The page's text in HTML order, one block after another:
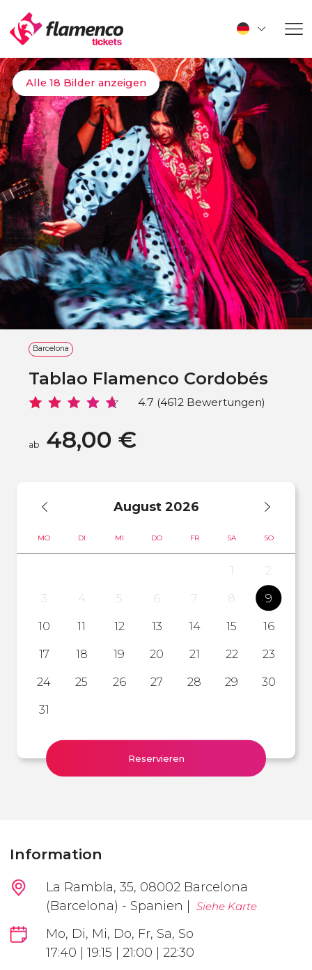
Alle 18 Bilder anzeigen
Barcelona
Tablao Flamenco Cordobés
4.7 (4612 Bewertungen)
ab 48,00 €
August 2026
MO DI MI DO FR SA SO
1
2
3
4 5 6 7 8
9
10
11 12 13 14 15
16
17
18 19 20 21 22
23
24
25 26 27 28 29
30
31
Reservieren
Information
La Rambla, 35, 08002 Barcelona
(Barcelona) - Spanien |
Siehe Karte
Mo, Di, Mi, Do, Fr, Sa, So
17:40 | 19:15 | 21:00 | 22:30